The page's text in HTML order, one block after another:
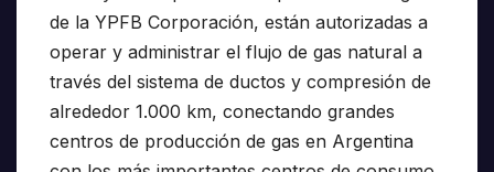
de la YPFB Corporación, están autorizadas a
operar y administrar el flujo de gas natural a
través del sistema de ductos y compresión de
alrededor 1.000 km, conectando grandes
centros de producción de gas en Argentina